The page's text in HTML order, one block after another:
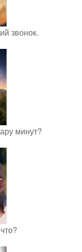
звонок.
минут?